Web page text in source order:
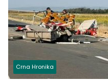
Crna Hronika